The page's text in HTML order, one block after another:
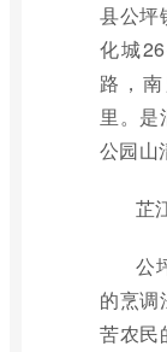
县公坪
化城
路，
里。是
公园山
芷
公
的烹调
苦农民